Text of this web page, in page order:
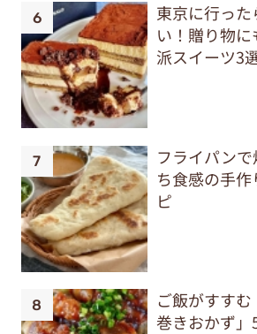
東京に行っ
い！贈り物
派スイーツ3
フライパン
ち食感の手
ピ
ご飯がすす
巻きおかず」